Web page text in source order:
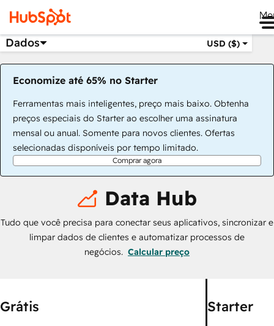
Dados USD ($)
Economize até 65% no Starter
Ferramentas mais inteligentes, preço mais baixo. Obtenha
preços especiais do Starter ao escolher uma assinatura
mensal ou anual. Somente para novos clientes. Ofertas
selecionadas disponíveis por tempo limitado.
Comprar agora
Data Hub
Tudo que você precisa para conectar seus aplicativos, sincronizar e
limpar dados de clientes e automatizar processos de
negócios. Calcular preço
Grátis Starter